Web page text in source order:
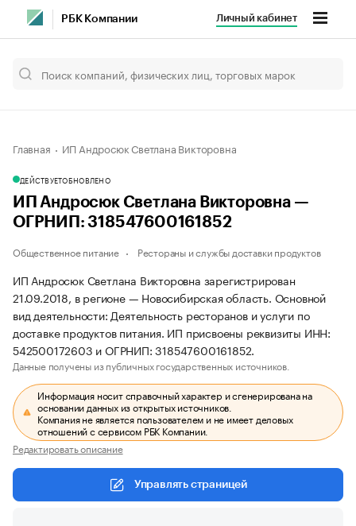
РБК Компании Личный кабинет
Главная ИП Андросюк Светлана Викторовна
ДЕЙСТВУЕТОБНОВЛЕНО
ИП Андросюк Светлана Викторовна —
ОГРНИП: 318547600161852
Общественное питание Рестораны и службы доставки продуктов
ИП Андросюк Светлана Викторовна зарегистрирован
21.09.2018, в регионе — Новосибирская область. Основной
вид деятельности: Деятельность ресторанов и услуги по
доставке продуктов питания. ИП присвоены реквизиты ИНН:
542500172603 и ОГРНИП: 318547600161852.
Данные получены из публичных государственных источников.
Информация носит справочный характер и сгенерирована на
основании данных из открытых источников.
Компания не является пользователем и не имеет деловых
отношений с сервисом РБК Компании.
Редактировать описание
Управлять страницей